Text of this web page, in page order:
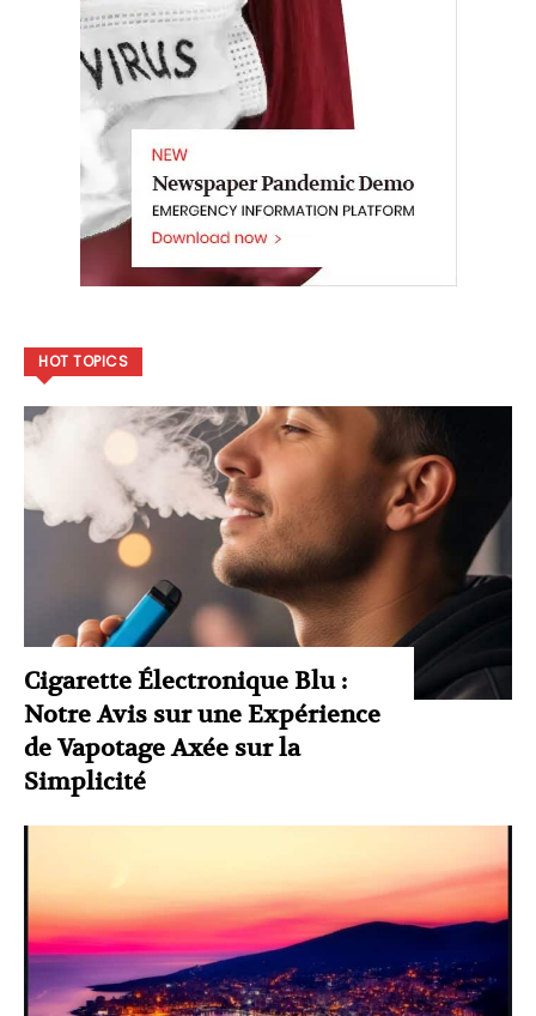
HOT TOPICS
Cigarette Électronique Blu :
Notre Avis sur une Expérience
de Vapotage Axée sur la
Simplicité